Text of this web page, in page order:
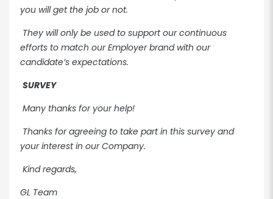
you will get the job or not.
They will only be used to support our continuous
efforts to match our Employer brand with our
candidate’s expectations.
SURVEY
Many thanks for your help!
Thanks for agreeing to take part in this survey and
your interest in our Company.
Kind regards,
GL Team